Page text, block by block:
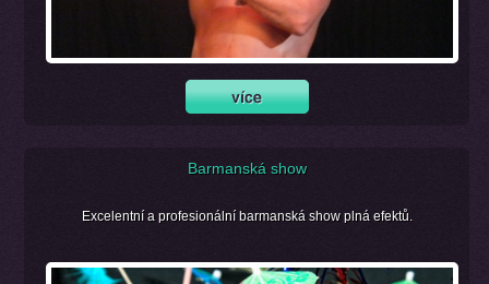
Barmanská show
Excelentní a profesionální barmanská show plná efektů.